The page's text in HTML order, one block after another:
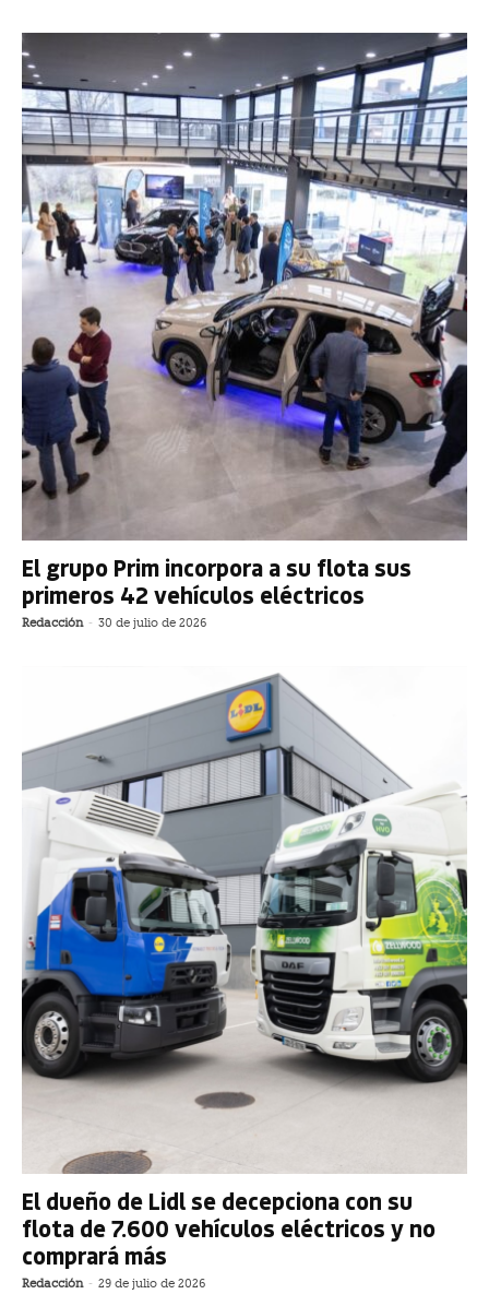
El grupo Prim incorpora a su flota sus
primeros 42 vehículos eléctricos
Redacción - 30 de julio de 2026
El dueño de Lidl se decepciona con su
flota de 7.600 vehículos eléctricos y no
comprará más
Redacción - 29 de julio de 2026